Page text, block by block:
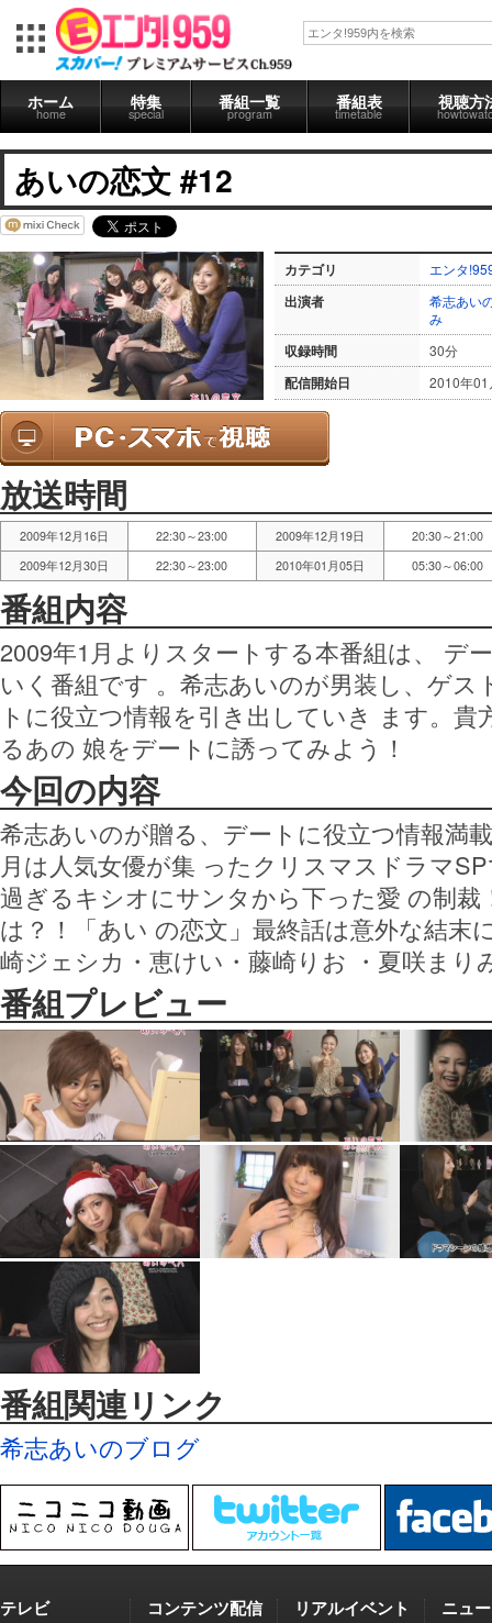
ホーム
home
特集
special
番組一覧
program
番組表
timetable
視聴方
あいの恋文 #12
カテゴリ エンタ
出演者
希志あい
み
収録時間 30分
配信開始日 2010年01
放送時間
2009年12月16日 22:30～23:00 2009年12月19日
20:30～21:00
2009年12月30日
22:30～23:00 2010年01月05日 05:30～06:00
番組内容
2009年1月よりスタートする本番組は、 デ
いく番組です 。希志あいのが男装し、ゲ
トに役立つ情報を引き出していき ます。
るあの 娘をデートに誘ってみよう！
今回の内容
希志あいのが贈る、デートに役立つ情報満
月は人気女優が集 ったクリスマスドラマ
過ぎるキシオにサンタから下った愛 の制
は？！「あい の恋文」最終話は意外な結末
崎ジェシカ・恵けい・藤崎りお ・夏咲まり
番組プレビュー
番組関連リンク
希志あいのブログ
テレビ コンテンツ配信 リアルイベント ニュ